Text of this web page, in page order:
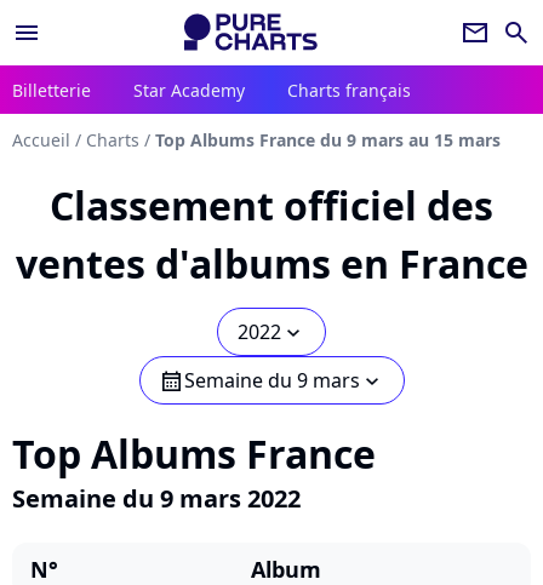
menu newsletter search
Billetterie Star Academy Charts français
Accueil / Charts / Top Albums France du 9 mars au 15 mars
Classement officiel des
ventes d'albums en France
2022 chevron_bot
calendarSemaine du 9 mars chevron_bot
Top Albums France
Semaine du 9 mars 2022
N° Album